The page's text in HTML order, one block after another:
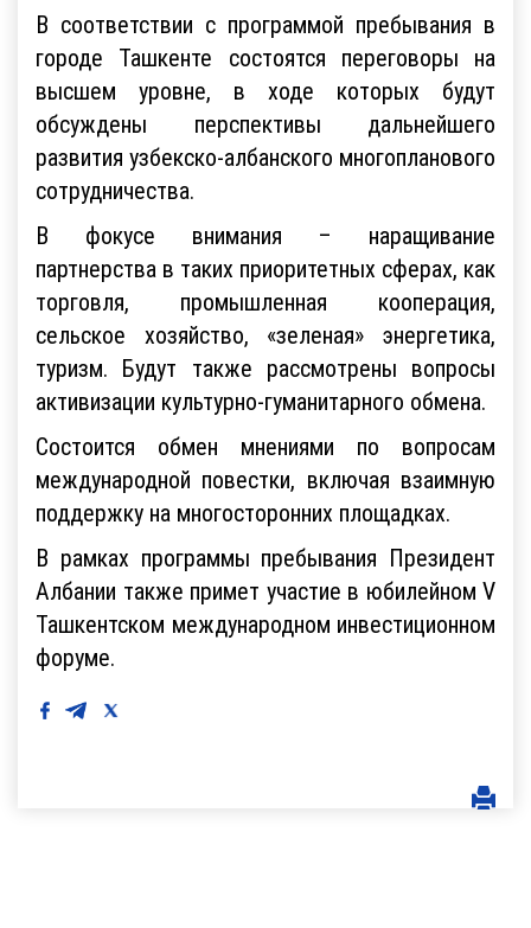
В соответствии с программой пребывания в
городе Ташкенте состоятся переговоры на
высшем уровне, в ходе которых будут
обсуждены перспективы дальнейшего
развития узбекско-албанского многопланового
сотрудничества.
В фокусе внимания – наращивание
партнерства в таких приоритетных сферах, как
торговля, промышленная кооперация,
сельское хозяйство, «зеленая» энергетика,
туризм. Будут также рассмотрены вопросы
активизации культурно-гуманитарного обмена.
Состоится обмен мнениями по вопросам
международной повестки, включая взаимную
поддержку на многосторонних площадках.
В рамках программы пребывания Президент
Албании также примет участие в юбилейном V
Ташкентском международном инвестиционном
форуме.